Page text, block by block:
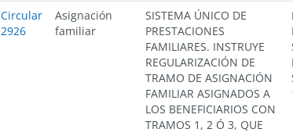
Circular
2926
Asignación
familiar
SISTEMA ÚNICO DE
PRESTACIONES
FAMILIARES. INSTRUYE
REGULARIZACIÓN DE
TRAMO DE ASIGNACIÓN
FAMILIAR ASIGNADOS A
LOS BENEFICIARIOS CON
TRAMOS 1, 2 Ó 3, QUE